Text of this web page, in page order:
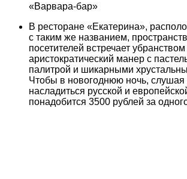
«Варвара-бар»
В ресторане «Екатерина»,
с таким же названием,
посетителей встречает убранством
аристократический манер с
палитрой и шикарными
Чтобы в новогоднюю ночь, слушая
насладиться русской и
понадобится 3500 рублей за